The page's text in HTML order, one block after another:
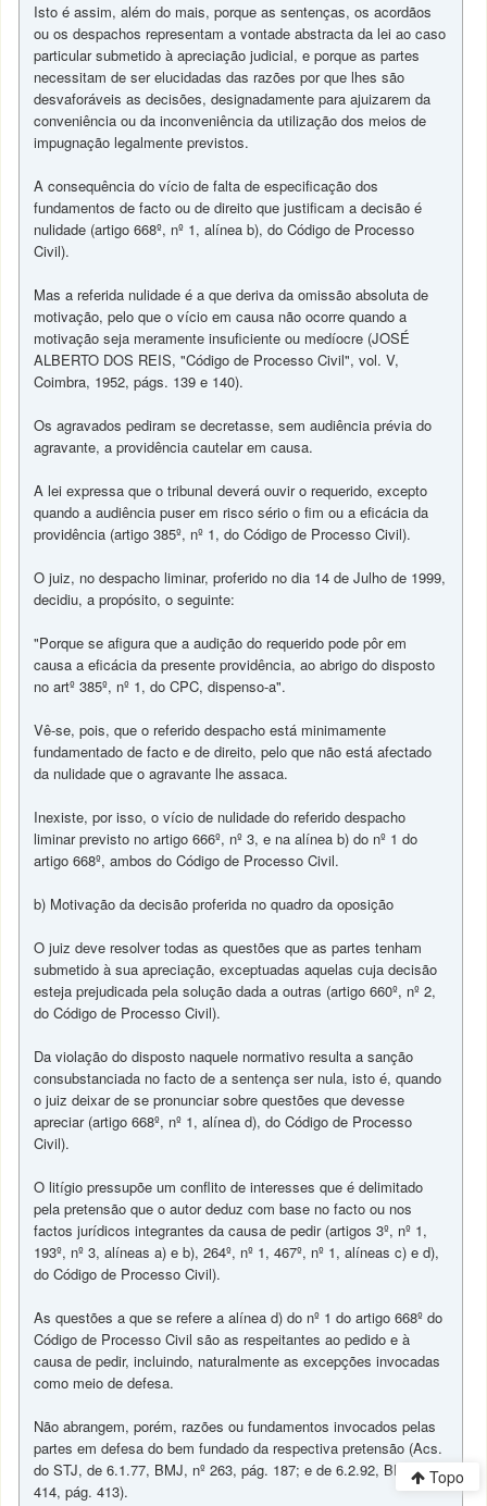
Isto é assim, além do mais, porque as sentenças, os acordãos
ou os despachos representam a vontade abstracta da lei ao caso
particular submetido à apreciação judicial, e porque as partes
necessitam de ser elucidadas das razões por que lhes são
desvaforáveis as decisões, designadamente para ajuizarem da
conveniência ou da inconveniência da utilização dos meios de
impugnação legalmente previstos.
A consequência do vício de falta de especificação dos
fundamentos de facto ou de direito que justificam a decisão é
nulidade (artigo 668º, nº 1, alínea b), do Código de Processo
Civil).
Mas a referida nulidade é a que deriva da omissão absoluta de
motivação, pelo que o vício em causa não ocorre quando a
motivação seja meramente insuficiente ou medíocre (JOSÉ
ALBERTO DOS REIS, "Código de Processo Civil", vol. V,
Coimbra, 1952, págs. 139 e 140).
Os agravados pediram se decretasse, sem audiência prévia do
agravante, a providência cautelar em causa.
A lei expressa que o tribunal deverá ouvir o requerido, excepto
quando a audiência puser em risco sério o fim ou a eficácia da
providência (artigo 385º, nº 1, do Código de Processo Civil).
O juiz, no despacho liminar, proferido no dia 14 de Julho de 1999,
decidiu, a propósito, o seguinte:
"Porque se afigura que a audição do requerido pode pôr em
causa a eficácia da presente providência, ao abrigo do disposto
no artº 385º, nº 1, do CPC, dispenso-a".
Vê-se, pois, que o referido despacho está minimamente
fundamentado de facto e de direito, pelo que não está afectado
da nulidade que o agravante lhe assaca.
Inexiste, por isso, o vício de nulidade do referido despacho
liminar previsto no artigo 666º, nº 3, e na alínea b) do nº 1 do
artigo 668º, ambos do Código de Processo Civil.
b) Motivação da decisão proferida no quadro da oposição
O juiz deve resolver todas as questões que as partes tenham
submetido à sua apreciação, exceptuadas aquelas cuja decisão
esteja prejudicada pela solução dada a outras (artigo 660º, nº 2,
do Código de Processo Civil).
Da violação do disposto naquele normativo resulta a sanção
consubstanciada no facto de a sentença ser nula, isto é, quando
o juiz deixar de se pronunciar sobre questões que devesse
apreciar (artigo 668º, nº 1, alínea d), do Código de Processo
Civil).
O litígio pressupõe um conflito de interesses que é delimitado
pela pretensão que o autor deduz com base no facto ou nos
factos jurídicos integrantes da causa de pedir (artigos 3º, nº 1,
193º, nº 3, alíneas a) e b), 264º, nº 1, 467º, nº 1, alíneas c) e d),
do Código de Processo Civil).
As questões a que se refere a alínea d) do nº 1 do artigo 668º do
Código de Processo Civil são as respeitantes ao pedido e à
causa de pedir, incluindo, naturalmente as excepções invocadas
como meio de defesa.
Não abrangem, porém, razões ou fundamentos invocados pelas
partes em defesa do bem fundado da respectiva pretensão (Acs.
do STJ, de 6.1.77, BMJ, nº 263, pág. 187; e de 6.2.92, BMJ, nº
414, pág. 413).
Topo